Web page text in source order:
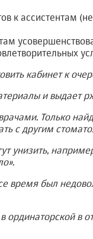
к ассистентам
кабинет к
и выдает
Только
с другим
унизить,
время был
в